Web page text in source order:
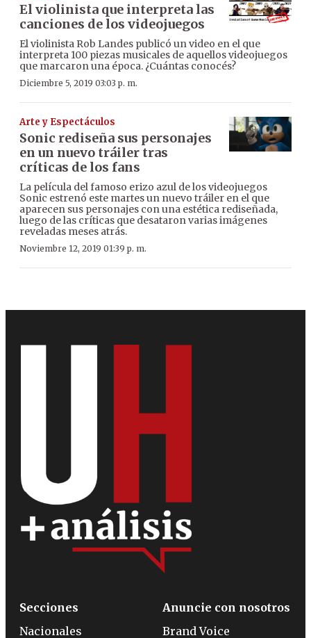
El violinista que interpreta las
canciones de los videojuegos
El violinista Rob Landes publicó un video en el que
interpreta 100 piezas musicales de aquellos videojuegos
que marcaron una época. ¿Cuántas conocés?
Diciembre 5, 2019 03:03 p. m.
Arte y Espectáculos
Sonic rediseña sus personajes
en un nuevo tráiler tras
críticas de los fans
La película del famoso erizo azul de los videojuegos
Sonic estrenó este martes un nuevo tráiler en el que
aparecen sus personajes con una estética rediseñada,
luego de las críticas que desataron varias imágenes
reveladas meses atrás.
Noviembre 12, 2019 01:39 p. m.
Secciones
Nacionales
Anuncie con nosotros
Brand Voice